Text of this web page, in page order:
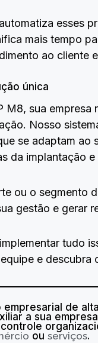
esses
mais tempo
ao cliente
única
M8, sua
Nosso
se adaptam ao
da implantação e
ou o segmento
gestão e gerar
tudo
e
empresarial de
a sua
ou serviços.